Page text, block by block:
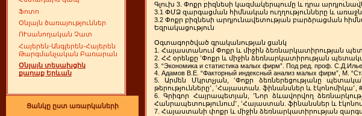
Ֆոտո
Օնլայն ծառայություններ
ՈՒսանողական Չատ
Հայերեն-Անգլերեն-Հայերեն
Թարգմանչական Բառարան
Օնլայն տեսախցիկ
քաղաք Երևան
Ցանկը ըստ առարկաների
Գլուխ 3. Փոքր բիզնեսի կազմակերպումը և դրա
3.1 ՓՄՁ զարգացման հիմնական ուղղությունները և
3.2 Փոքր բիզնեսի արդյունավետության բարձրացման
Եզրակացություն
Օգտագործված գրականության ցանկ
1. Հայաստանում Փոքր և միջին ձեռնարկատիրության
2. ՀՀ օրենքը ՙՓոքր և միջին ձեռնարկատիրության
3. “Экономика и статистика малых фирм”. Под ред. проф.
4. Адамов В.Е. “Факторный индексный анализ малых фирм”, М.
5. Արմեն Մկրտչյան, ՙՓոքր ձեռներեցությանը
թերությունները՚, ՙՀայաստան. ֆինանսներ և էկոնոմիկա՚,
6. Գրիգոր Հայրապետյան, ՙՆոր ձևավորվող
Հանրապետությունում՚, ՙՀայաստան. ֆինանսներ և
7. Հայաստանի փոքր և միջին ձեռնարկատիրության